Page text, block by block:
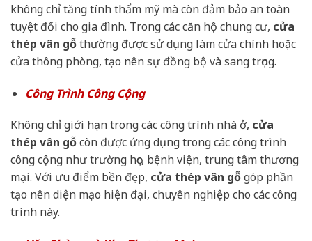
không chỉ tăng tính thẩm mỹ mà còn đảm bảo an toàn
tuyệt đối cho gia đình. Trong các căn hộ chung cư, cửa
thép vân gỗthường được sử dụng làm cửa chính hoặc
cửa thông phòng, tạo nên sự đồng bộ và sang trọng.
Công Trình Công Cộng
Không chỉ giới hạn trong các công trình nhà ở, cửa
thép vân gỗcòn được ứng dụng trong các công trình
công cộng như trường học, bệnh viện, trung tâm thương
mại. Với ưu điểm bền đẹp, cửa thép vân gỗgóp phần
tạo nên diện mạo hiện đại, chuyên nghiệp cho các công
trình này.